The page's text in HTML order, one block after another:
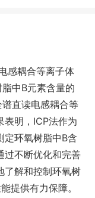
感耦合等离子体
中B元素含量的
直读电感耦合等
表明，ICP法作为
定环氧树脂中B含
过不断优化和完善
了解和控制环氧树
提供有力保障。